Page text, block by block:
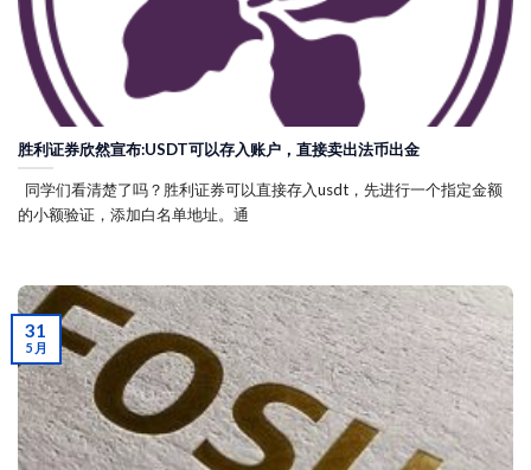
胜利证券欣然宣布:USDT可以存入账户，直接卖出法币出金
同学们看清楚了吗？胜利证券可以直接存入usdt，先进行一个指定金额
的小额验证，添加白名单地址。通
31
5 月